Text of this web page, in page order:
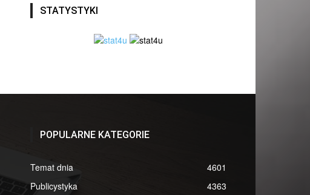
STATYSTYKI
POPULARNE KATEGORIE
Temat dnia
4601
Publicystyka
4363